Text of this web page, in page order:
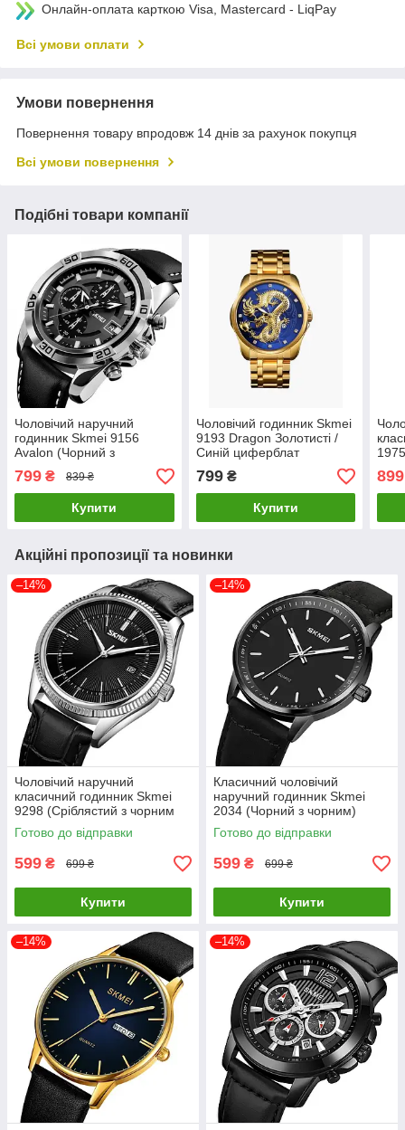
Онлайн-оплата карткою Visa, Mastercard - LiqPay
Всі умови оплати
Умови повернення
Повернення товару впродовж 14 днів за рахунок покупця
Всі умови повернення
Подібні товари компанії
Чоловічий наручний
годинник Skmei 9156
Avalon (Чорний з
сріблястим корпусом)
799 ₴ 839 ₴
Купити
Чоловічий годинник Skmei
9193 Dragon Золотисті /
Синій циферблат
799₴
Купити
899
Акційні пропозиції та новинки
–14%
Чоловічий наручний
класичний годинник Skmei
9298 (Сріблястий з чорним
циферблатом)
Готово до відправки
599 ₴ 699 ₴
Купити
–14%
Класичний чоловічий
наручний годинник Skmei
2034 (Чорний з чорним)
Готово до відправки
599 ₴ 699 ₴
Купити
–14% –14%